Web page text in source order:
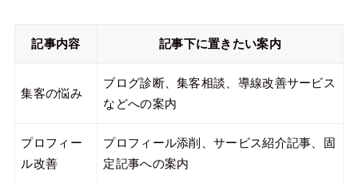
記事内容 記事下に置きたい案内
集客の悩み
ブログ診断、集客相談、導線改善サービス
などへの案内
プロフィー
ル改善
プロフィール添削、サービス紹介記事、固
定記事への案内